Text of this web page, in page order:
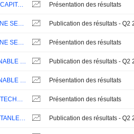
BLUE OWL CAPITAL CORPORATION Présentation des résultats
Présentation des résultats
Présentation des résultats
Présentation des résultats